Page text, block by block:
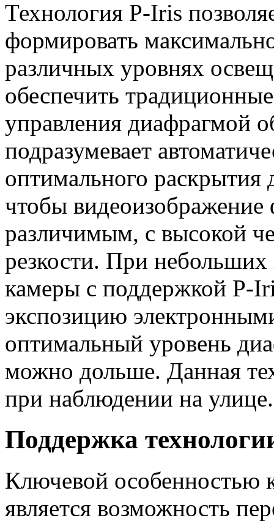
Технология P-Iris
формировать
различных уровнях
обеспечить
управления диафрагмой
подразумевает
оптимального
чтобы
различимым, с высокой
резкости. При
камеры с поддержкой P-
экспозицию
оптимальный уровень
можно дольше. Данная
при наблюдении на улице.
Поддержка
Ключевой особенностью
является возможность